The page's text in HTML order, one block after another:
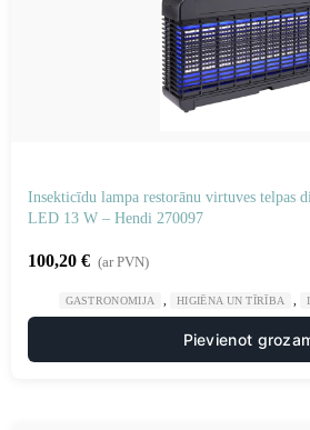
Insekticīdu lampa restorānu virtuves telpas
LED 13 W – Hendi 270097
100,20 € (ar PVN)
GASTRONOMIJA HIGIĒNA UN TĪRĪBA
Pievienot